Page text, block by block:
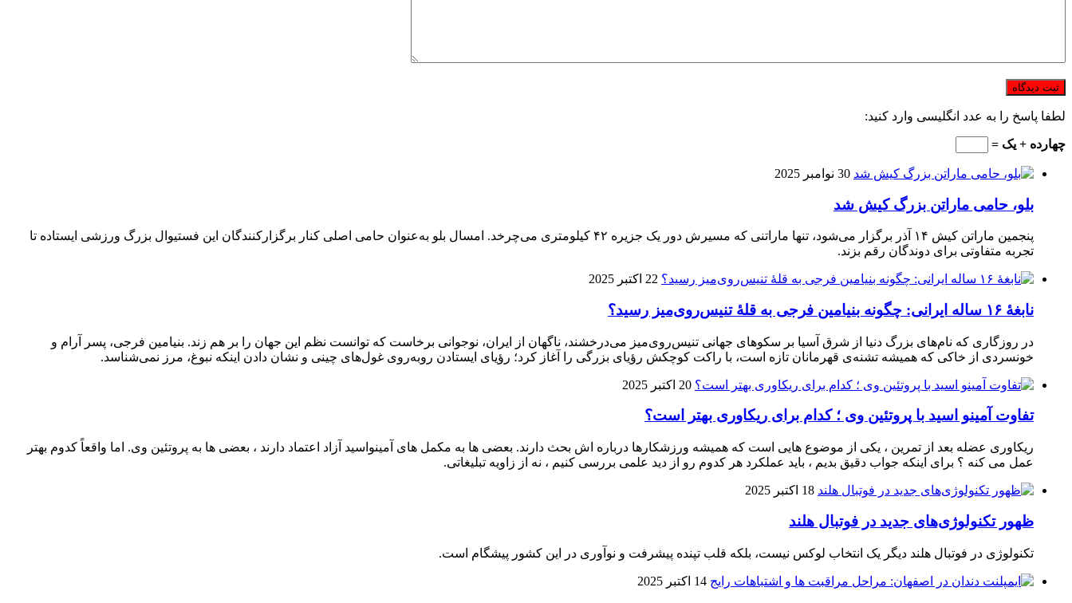
لطفا پاسخ را به عدد انگلیسی وارد کنید:
چهارده + یک =
30 نوامبر 2025
بلو، حامی ماراتن بزرگ کیش شد
پنجمین ماراتن کیش ۱۴ آذر برگزار می‌شود، تنها ماراتنی که مسیرش دور یک جزیره ۴۲ کیلومتری می‌چرخد. امسال بلو به‌عنوان حامی اصلی کنار برگزارکنندگان این فستیوال بزرگ ورزشی ایستاده تا
تجربه متفاوتی برای دوندگان رقم بزند.
22 اکتبر 2025
نابغهٔ ۱۶ ساله ایرانی: چگونه بنیامین فرجی به قلهٔ تنیس‌روی‌میز رسید؟
در روزگاری که نام‌های بزرگ دنیا از شرق آسیا بر سکوهای جهانی تنیس‌روی‌میز می‌درخشند، ناگهان از ایران، نوجوانی برخاست که توانست نظم این جهان را بر هم زند. بنیامین فرجی، پسر آرام و
خونسردی از خاکی که همیشه تشنه‌ی قهرمانان تازه است، با راکت کوچکش رؤیای بزرگی را آغاز کرد؛ رؤیای ایستادن روبه‌روی غول‌های چینی و نشان دادن اینکه نبوغ، مرز نمی‌شناسد.
20 اکتبر 2025
تفاوت آمینو اسید با پروتئین وی ؛ کدام برای ریکاوری بهتر است؟
ریکاوری عضله بعد از تمرین ، یکی از موضوع‌ هایی‌ است که همیشه ورزشکارها درباره‌ اش بحث دارند. بعضی‌ ها به مکمل‌ های آمینواسید آزاد اعتماد دارند ، بعضی‌ ها به پروتئین وی. اما واقعاً کدوم بهتر
عمل می‌ کنه ؟ برای اینکه جواب دقیق بدیم ، باید عملکرد هر کدوم رو از دید علمی بررسی کنیم ، نه از زاویه تبلیغاتی.
18 اکتبر 2025
ظهور تکنولوژی‌های جدید در فوتبال هلند
تکنولوژی در فوتبال هلند دیگر یک انتخاب لوکس نیست، بلکه قلب تپنده پیشرفت و نوآوری در این کشور پیشگام است.
14 اکتبر 2025